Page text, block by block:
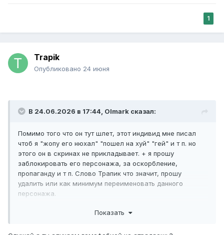
1
Trapik
Опубликовано 24 июня
В 24.06.2026 в 17:44, Olmark сказал:
Помимо того что он тут шлет, этот индивид мне писал
чтоб я "жопу его нюхал" "пошел на хуй" "гей" и т п. но
этого он в скринах не прикладывает. + я прошу
заблокировать его персонажа, за оскорбление,
пропаганду и т п. Слово Трапик что значит, прошу
удалить или как минимум переименовать данного
персонажа.
Показать